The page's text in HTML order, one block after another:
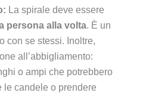
La spirale deve essere
persona alla volta. È un
con se stessi. Inoltre,
all’abbigliamento:
o ampi che potrebbero
le candele o prendere